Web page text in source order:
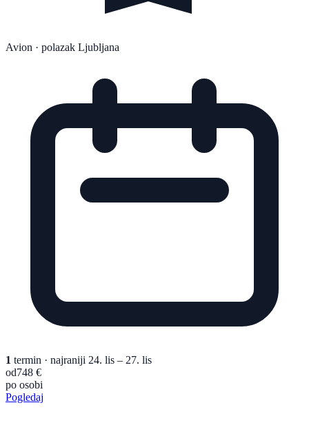
Avion · polazak Ljubljana
1 termin · najraniji 24. lis – 27. lis
od748 €
po osobi
Pogledaj